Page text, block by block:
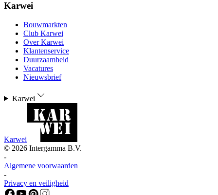
Karwei
Bouwmarkten
Club Karwei
Over Karwei
Klantenservice
Duurzaamheid
Vacatures
Nieuwsbrief
Karwei
Karwei
© 2026 Intergamma B.V.
-
Algemene voorwaarden
-
Privacy en veiligheid